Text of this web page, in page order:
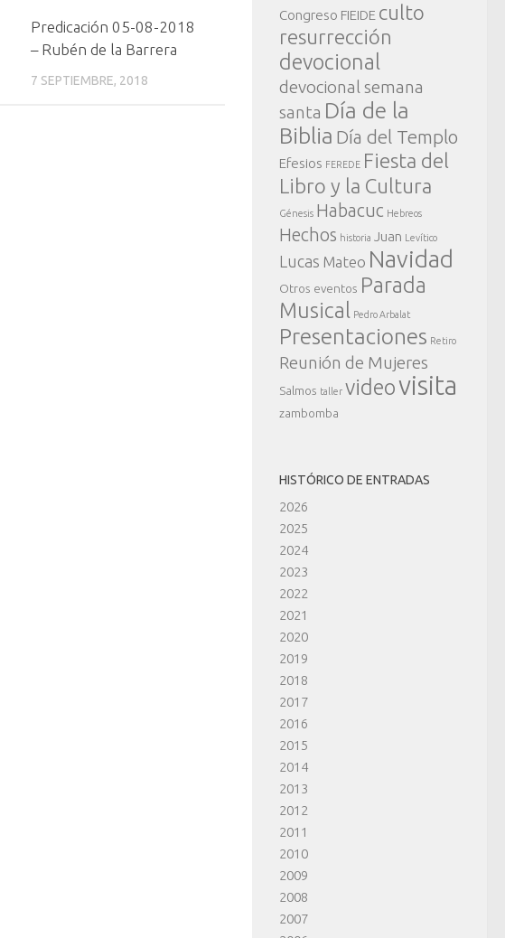
Predicación 05-08-2018
– Rubén de la Barrera
7 SEPTIEMBRE, 2018
Congreso FIEIDE culto
resurrección
devocional
devocional semana
santa Día de la
Biblia Día del Templo
Efesios FEREDE Fiesta del
Libro y la Cultura
Génesis Habacuc Hebreos
Hechos historia Juan Levítico
Lucas Mateo Navidad
Otros eventos Parada
Musical
Pedro Arbalat
Presentaciones Retiro
Reunión de Mujeres
Salmos taller videovisita
zambomba
HISTÓRICO DE ENTRADAS
2026
2025
2024
2023
2022
2021
2020
2019
2018
2017
2016
2015
2014
2013
2012
2011
2010
2009
2008
2007